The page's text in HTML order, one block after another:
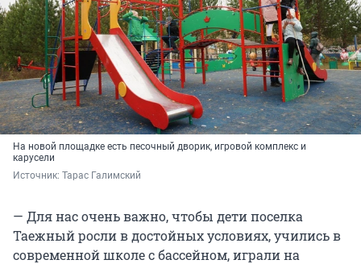
На новой площадке есть песочный дворик, игровой комплекс и
карусели
Источник: Тарас Галимский
— Для нас очень важно, чтобы дети поселка
Таежный росли в достойных условиях, учились в
современной школе с бассейном, играли на